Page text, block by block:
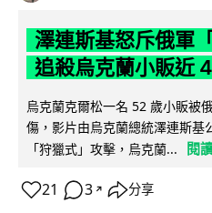
澤連斯基怒斥俄軍
追殺烏克蘭小販近
烏克蘭克爾松一名 52 歲小販被
傷，影片由烏克蘭總統澤連斯基
「狩獵式」攻擊，烏克蘭...
閱
21 3 ↗ 分享